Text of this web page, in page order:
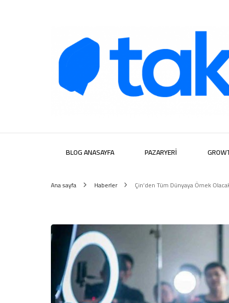
Takipera
BLOG ANASAYFA PAZARYERI
Ana sayfa Haberler Çin’den Tüm Dünyaya Örnek